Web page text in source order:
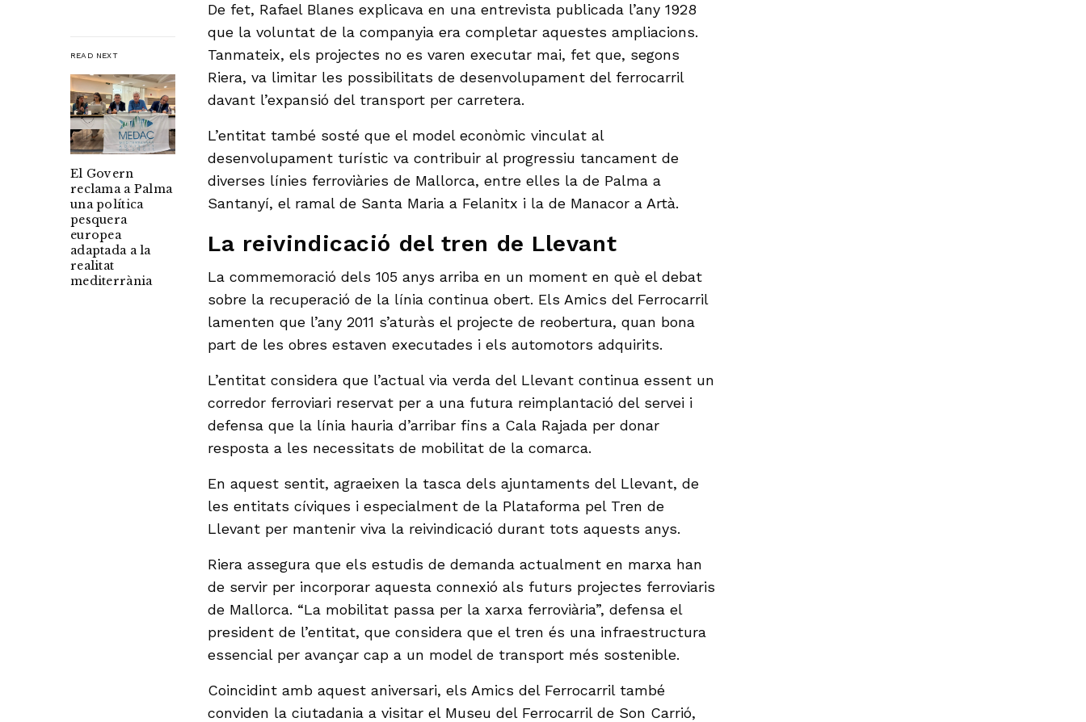
READ NEXT
El Govern
reclama a Palma
una política
pesquera
europea
adaptada a la
realitat
mediterrània
De fet, Rafael Blanes explicava en una entrevista publicada l’any 1928
que la voluntat de la companyia era completar aquestes ampliacions.
Tanmateix, els projectes no es varen executar mai, fet que, segons
Riera, va limitar les possibilitats de desenvolupament del ferrocarril
davant l’expansió del transport per carretera.
L’entitat també sosté que el model econòmic vinculat al
desenvolupament turístic va contribuir al progressiu tancament de
diverses línies ferroviàries de Mallorca, entre elles la de Palma a
Santanyí, el ramal de Santa Maria a Felanitx i la de Manacor a Artà.
La reivindicació del tren de Llevant
La commemoració dels 105 anys arriba en un moment en què el debat
sobre la recuperació de la línia continua obert. Els Amics del Ferrocarril
lamenten que l’any 2011 s’aturàs el projecte de reobertura, quan bona
part de les obres estaven executades i els automotors adquirits.
L’entitat considera que l’actual via verda del Llevant continua essent un
corredor ferroviari reservat per a una futura reimplantació del servei i
defensa que la línia hauria d’arribar fins a Cala Rajada per donar
resposta a les necessitats de mobilitat de la comarca.
En aquest sentit, agraeixen la tasca dels ajuntaments del Llevant, de
les entitats cíviques i especialment de la Plataforma pel Tren de
Llevant per mantenir viva la reivindicació durant tots aquests anys.
Riera assegura que els estudis de demanda actualment en marxa han
de servir per incorporar aquesta connexió als futurs projectes ferroviaris
de Mallorca. “La mobilitat passa per la xarxa ferroviària”, defensa el
president de l’entitat, que considera que el tren és una infraestructura
essencial per avançar cap a un model de transport més sostenible.
Coincidint amb aquest aniversari, els Amics del Ferrocarril també
conviden la ciutadania a visitar el Museu del Ferrocarril de Son Carrió,